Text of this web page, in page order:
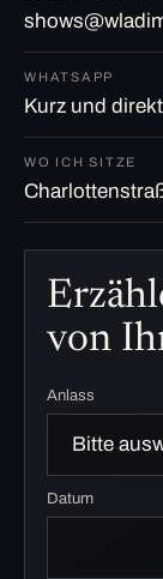
WHATSAPP
Kurz und
WO ICH SITZE
von
Anlass
Datum